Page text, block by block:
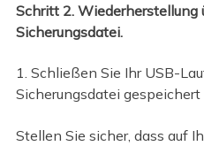
Schritt 2. Wiederherstellung
Sicherungsdatei.
1. Schließen Sie Ihr USB-
Sicherungsdatei
Stellen Sie sicher, dass auf